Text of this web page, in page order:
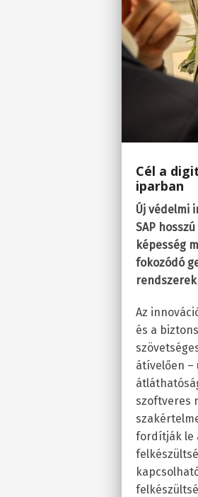
Cél a
iparban
Új védelmi
SAP
képesség
fokozódó
Az
és a
átívelően –
szoftveres
fordítják le